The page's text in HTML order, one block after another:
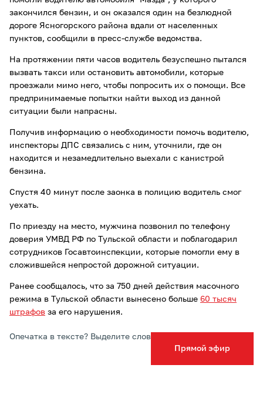
Прямой эфир
закончился бензин, и он оказался один на безлюдной
дороге Ясногорского района вдали от населенных
пунктов, сообщили в пресс-службе ведомства.
На протяжении пяти часов водитель безуспешно пытался
вызвать такси или остановить автомобили, которые
проезжали мимо него, чтобы попросить их о помощи. Все
предпринимаемые попытки найти выход из данной
ситуации были напрасны.
Получив информацию о необходимости помочь водителю,
инспекторы ДПС связались с ним, уточнили, где он
находится и незамедлительно выехали с канистрой
бензина.
Спустя 40 минут после заонка в полицию водитель смог
уехать.
По приезду на место, мужчина позвонил по телефону
доверия УМВД РФ по Тульской области и поблагодарил
сотрудников Госавтоинспекции, которые помогли ему в
сложившейся непростой дорожной ситуации.
Ранее сообщалось, что за 750 дней действия масочного
режима в Тульской области вынесено больше 60 тысяч
штрафов за его нарушения.
Опечатка в тексте? Выделите слово и нажмите Ctrl+Enter